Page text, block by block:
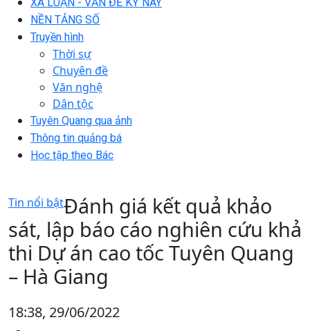
NỀN TẢNG SỐ
Truyền hình
Thời sự
Chuyên đề
Văn nghệ
Dân tộc
Tuyên Quang qua ảnh
Thông tin quảng bá
Học tập theo Bác
Tin nổi bậtĐánh giá kết quả khảo
sát, lập báo cáo nghiên cứu khả
thi Dự án cao tốc Tuyên Quang
– Hà Giang
18:38, 29/06/2022